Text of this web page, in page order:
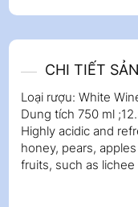
CHI TIẾT
Loại rượu: White
Dung tích 750 ml
Highly acidic and
honey, pears,
fruits, such as